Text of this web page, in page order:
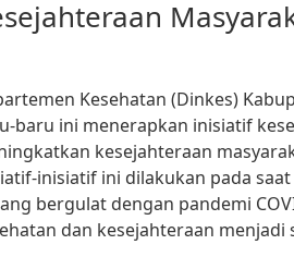
Kesehatan (Dinkes)
baru ini menerapkan inisiatif
kesejahteraan
inisiatif ini dilakukan pada
bergulat dengan pandemi
dan kesejahteraan menjadi